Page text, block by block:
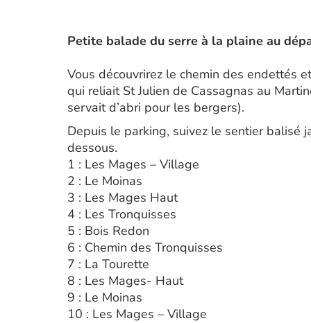
Petite balade du serre à la plaine au
Vous découvrirez le chemin des endettés
qui reliait St Julien de Cassagnas au
servait d’abri pour les bergers).
Depuis le parking, suivez le sentier balisé
dessous.
1 : Les Mages – Village
2 : Le Moinas
3 : Les Mages Haut
4 : Les Tronquisses
5 : Bois Redon
6 : Chemin des Tronquisses
7 : La Tourette
8 : Les Mages- Haut
9 : Le Moinas
10 : Les Mages – Village